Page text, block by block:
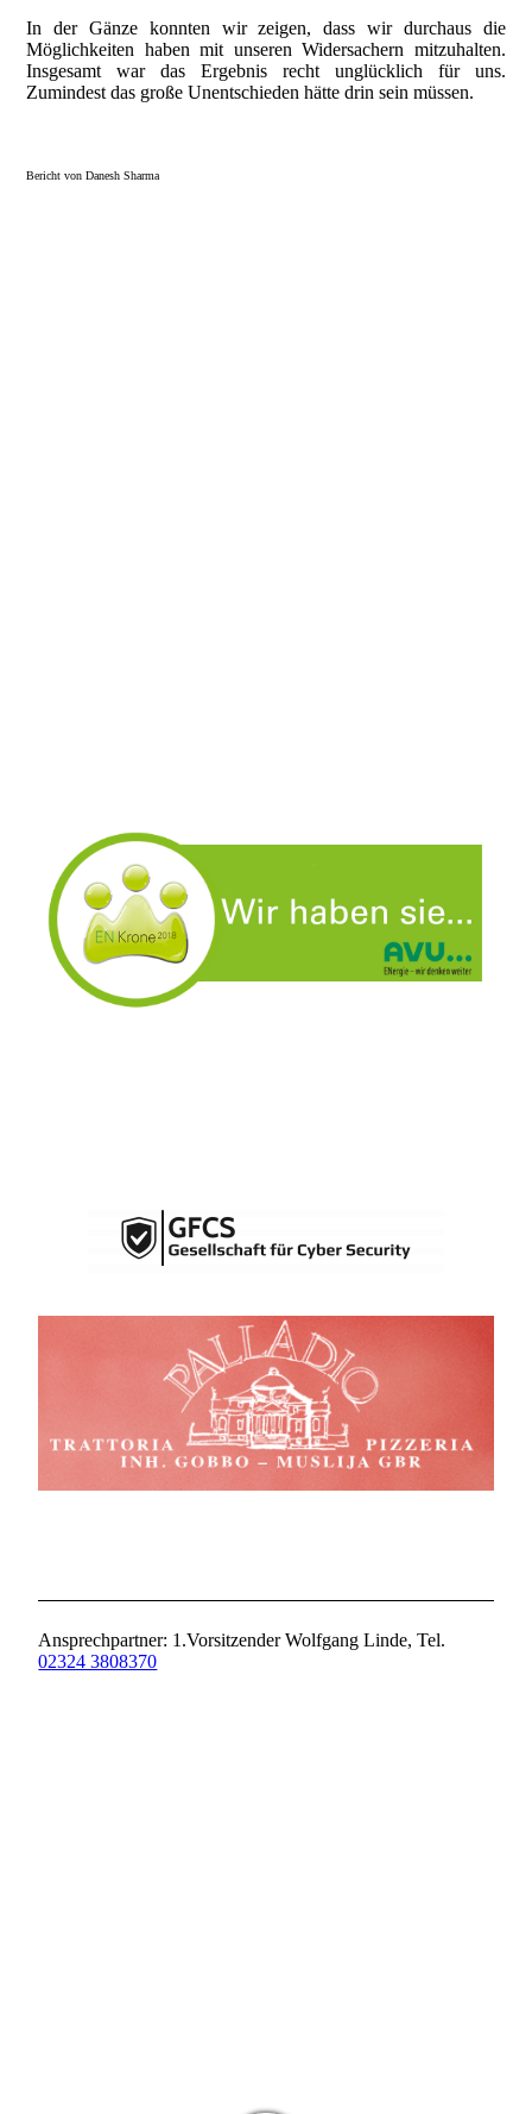
In der Gänze konnten wir zeigen, dass wir durchaus die
Möglichkeiten haben mit unseren Widersachern mitzuhalten.
Insgesamt war das Ergebnis recht unglücklich für uns.
Zumindest das große Unentschieden hätte drin sein müssen.
Bericht von Danesh Sharma
Ansprechpartner: 1.Vorsitzender Wolfgang Linde, Tel.
02324 3808370